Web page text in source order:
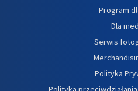
Program
Dla
Serwis
Polityka